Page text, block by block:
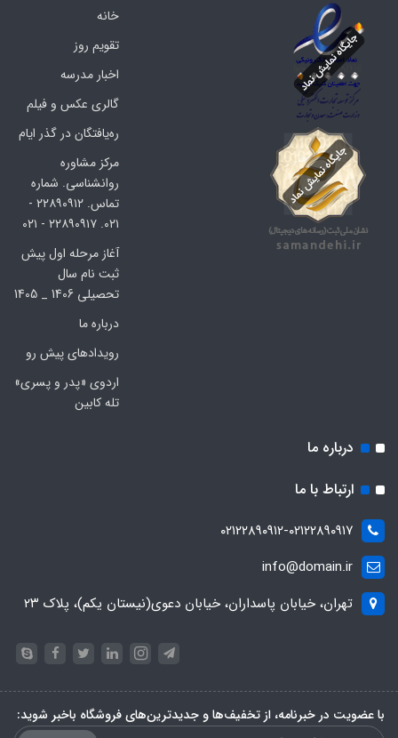
خانه
تقویم روز
اخبار مدرسه
گالری عکس و فیلم
ره‌یافتگان در گذر ایام
مرکز مشاوره
روانشناسی. شماره
تماس. ۲۲۸۹۰۹۱۲ -
۰۲۱. ۲۲۸۹۰۹۱۷ - ۰۲۱
آغاز مرحله اول پیش
ثبت نام سال
تحصیلی 1406 _ 1405
درباره ما
رویدادهای پیش رو
اردوی «پدر و پسری»
تله کابین
درباره ما
ارتباط با ما
۰۲۱۲۲۸۹۰۹۱۲-۰۲۱۲۲۸۹۰۹۱۷
info@domain.ir
تهران، خیابان پاسداران، خیابان دعوی(نیستان یکم)، پلاک ۲۳
با عضویت در خبرنامه، از تخفیف‌ها و جدیدترین‌های فروشگاه باخبر شوید: